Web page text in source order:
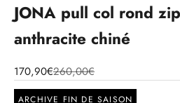
JONA pull col rond
anthracite chiné
170,90€260,00€
ARCHIVE FIN DE SAISON